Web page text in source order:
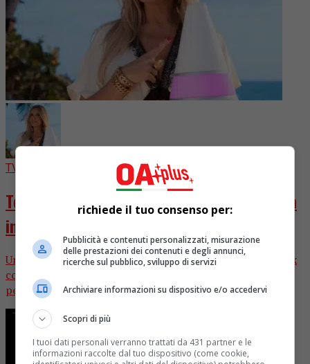
TV
Too Hot To Handle Italia 2, ecco quando va
in onda (ANTEPRIMA OAPLUS)
Una fonte vicina alla produzione del programma di Netflix
condotto da Selvaggia Lucarelli ci ha confessato in che
periodo saranno...
richiede il tuo consenso per:
Pubblicità e contenuti personalizzati, misurazione
delle prestazioni dei contenuti e degli annunci,
ricerche sul pubblico, sviluppo di servizi
Archiviare informazioni su dispositivo e/o accedervi
Scopri di più
I tuoi dati personali verranno trattati da 431 partner e le
informazioni raccolte dal tuo dispositivo (come cookie,